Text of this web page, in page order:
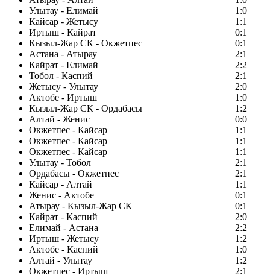
Улытау - Елимай
1:0
Кайсар - Жетысу
1:1
Иртыш - Кайрат
0:1
Кызыл-Жар СК - Окжетпес
0:1
Астана - Атырау
2:1
Кайрат - Елимай
2:2
Тобол - Каспий
2:1
Жетысу - Улытау
2:0
Актобе - Иртыш
1:0
Кызыл-Жар СК - Ордабасы
1:2
Алтай - Женис
0:0
Окжетпес - Кайсар
1:1
Окжетпес - Кайсар
1:1
Окжетпес - Кайсар
1:1
Улытау - Тобол
2:1
Ордабасы - Окжетпес
2:1
Кайсар - Алтай
1:1
Женис - Актобе
0:1
Атырау - Кызыл-Жар СК
0:1
Кайрат - Каспий
2:0
Елимай - Астана
2:2
Иртыш - Жетысу
1:2
Актобе - Каспий
1:0
Алтай - Улытау
1:2
Окжетпес - Иртыш
2:1